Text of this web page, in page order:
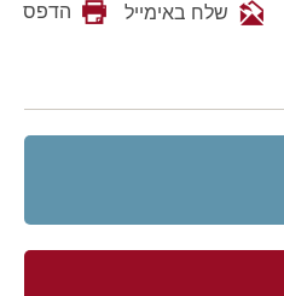
שלח באימייל הדפס